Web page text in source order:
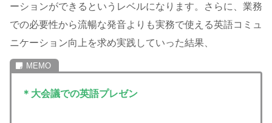
ーションができるというレベルになります。さらに、業務
での必要性から流暢な発音よりも実務で使える英語コミュ
ニケーション向上を求め実践していった結果、
＊大会議での英語プレゼン